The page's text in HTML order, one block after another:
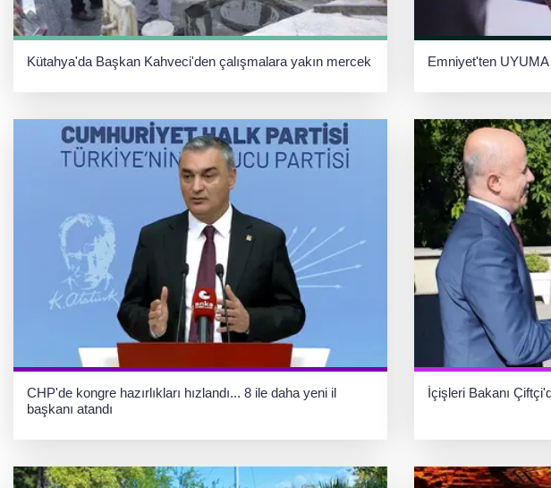
Kütahya'da Başkan Kahveci'den çalışmalara yakın mercek Emniyet'ten UYUMA
CHP'de kongre hazırlıkları hızlandı... 8 ile daha yeni il
başkanı atandı
İçişleri Bakanı